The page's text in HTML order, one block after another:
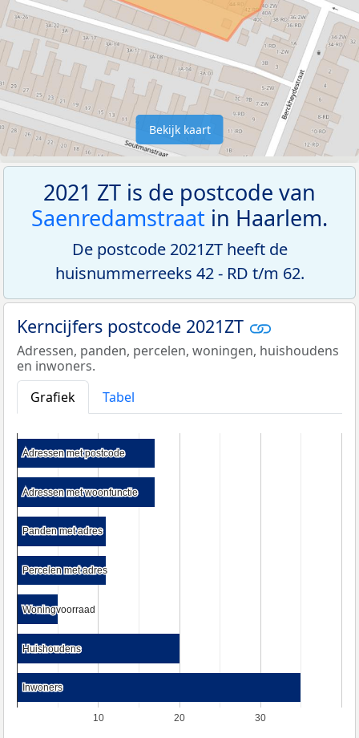
Bekijk kaart
2021 ZT is de postcode van
Saenredamstraat in Haarlem.
De postcode 2021ZT heeft de
huisnummerreeks 42 - RD t/m 62.
Kerncijfers postcode 2021ZT
Adressen, panden, percelen, woningen, huishoudens
en inwoners.
Grafiek
Tabel
10 20 30
Adressen met postcode
Adressen met postcode
Adressen met woonfunctie
Adressen met woonfunctie
Panden met adres
Panden met adres
Percelen met adres
Percelen met adres
Woningvoorraad
Woningvoorraad
Huishoudens
Huishoudens
Inwoners
Inwoners